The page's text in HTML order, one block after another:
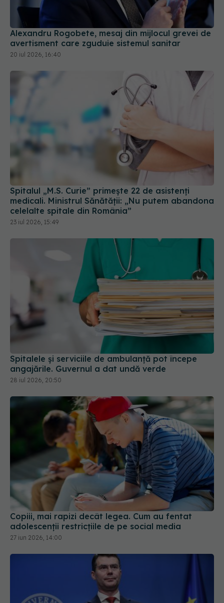
Alexandru Rogobete, mesaj din mijlocul grevei de
avertisment care zguduie sistemul sanitar
20 iul 2026, 16:40
Spitalul „M.S. Curie” primește 22 de asistenți
medicali. Ministrul Sănătății: „Nu putem abandona
celelalte spitale din România”
23 iul 2026, 15:49
Spitalele și serviciile de ambulanță pot începe
angajările. Guvernul a dat undă verde
28 iul 2026, 20:50
Copiii, mai rapizi decât legea. Cum au fentat
adolescenții restricțiile de pe social media
27 iun 2026, 14:00